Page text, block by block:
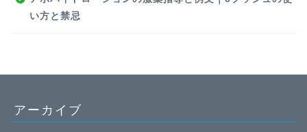
い方と禁忌
アーカイブ